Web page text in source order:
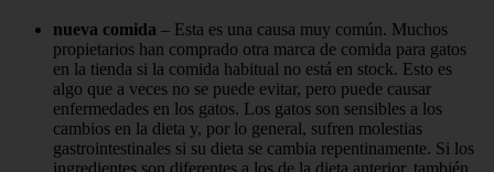
nueva comida – Esta es una causa muy común. Muchos
propietarios han comprado otra marca de comida para gatos
en la tienda si la comida habitual no está en stock. Esto es
algo que a veces no se puede evitar, pero puede causar
enfermedades en los gatos. Los gatos son sensibles a los
cambios en la dieta y, por lo general, sufren molestias
gastrointestinales si su dieta se cambia repentinamente. Si los
ingredientes son diferentes a los de la dieta anterior, también